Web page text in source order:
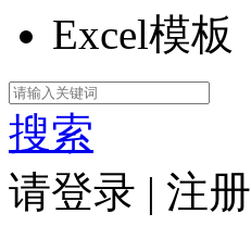
Excel模板
搜索
请登录 | 注册